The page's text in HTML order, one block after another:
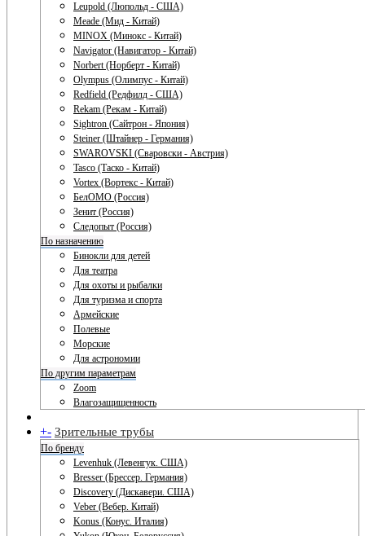
Leupold (Люпольд - США)
Meade (Мид - Китай)
MINOX (Минокс - Китай)
Navigator (Навигатор - Китай)
Norbert (Норберт - Китай)
Olympus (Олимпус - Китай)
Redfield (Редфилд - США)
Rekam (Рекам - Китай)
Sightron (Сайтрон - Япония)
Steiner (Штайнер - Германия)
SWAROVSKI (Сваровски - Австрия)
Tasco (Таско - Китай)
Vortex (Вортекс - Китай)
БелОМО (Россия)
Зенит (Россия)
Следопыт (Россия)
По назначению
Бинокли для детей
Для театра
Для охоты и рыбалки
Для туризма и спорта
Армейские
Полевые
Морские
Для астрономии
По другим параметрам
Zoom
Влагозащищенность
+- Зрительные трубы
По бренду
Levenhuk (Левенгук. США)
Bresser (Брессер. Германия)
Discovery (Дискавери. США)
Veber (Вебер. Китай)
Konus (Конус. Италия)